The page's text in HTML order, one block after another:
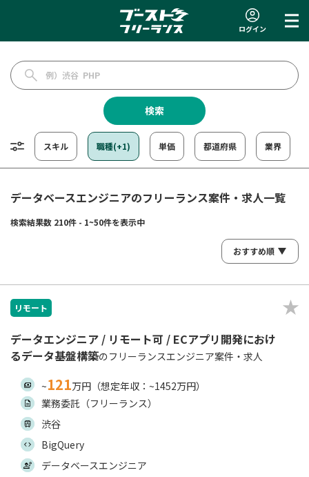
ログイン
検索
スキル 職種(+1) 単価 都道府県 業界
データベースエンジニアのフリーランス案件・求人一覧
検索結果数 210件 - 1~50件を表示中
リモート
データエンジニア / リモート可 / ECアプリ開発におけ
るデータ基盤構築のフリーランスエンジニア案件・求人
~121万円（想定年収：~1452万円）
業務委託（フリーランス）
渋谷
BigQuery
データベースエンジニア